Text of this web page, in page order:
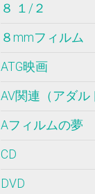
８ １/２
８mmフィルム
ATG映画
AV関連（アダル
Aフィルムの夢
CD
DVD